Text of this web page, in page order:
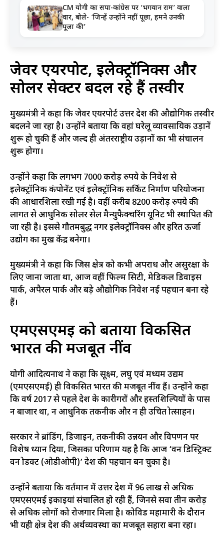
CM योगी का सपा-कांग्रेस पर ‘भगवान राम’ वाला
वार, बोले- ‘जिन्हें उन्होंने नहीं पूछा, हमने उनकी
पूजा की’
जेवर एयरपोर्ट, इलेक्ट्रॉनिक्स और
सोलर सेक्टर बदल रहे हैं तस्वीर
मुख्यमंत्री ने कहा कि जेवर एयरपोर्ट उत्तर प्रदेश की औद्योगिक तस्वीर
बदलने जा रहा है। उन्होंने बताया कि वहां घरेलू व्यावसायिक उड़ानें
शुरू हो चुकी हैं और जल्द ही अंतरराष्ट्रीय उड़ानों का भी संचालन
शुरू होगा।
उन्होंने कहा कि लगभग 7000 करोड़ रुपये के निवेश से
इलेक्ट्रॉनिक कंपोनेंट एवं इलेक्ट्रॉनिक सर्किट निर्माण परियोजना
की आधारशिला रखी गई है। वहीं करीब 8200 करोड़ रुपये की
लागत से आधुनिक सोलर सेल मैन्युफैक्चरिंग यूनिट भी स्थापित की
जा रही है। इससे गौतमबुद्ध नगर इलेक्ट्रॉनिक्स और हरित ऊर्जा
उद्योग का प्रमुख केंद्र बनेगा।
मुख्यमंत्री ने कहा कि जिस क्षेत्र को कभी अपराध और असुरक्षा के
लिए जाना जाता था, आज वहीं फिल्म सिटी, मेडिकल डिवाइस
पार्क, अपैरल पार्क और बड़े औद्योगिक निवेश नई पहचान बना रहे
हैं।
एमएसएमई को बताया विकसित
भारत की मजबूत नींव
योगी आदित्यनाथ ने कहा कि सूक्ष्म, लघु एवं मध्यम उद्यम
(एमएसएमई) ही विकसित भारत की मजबूत नींव हैं। उन्होंने कहा
कि वर्ष 2017 से पहले प्रदेश के कारीगरों और हस्तशिल्पियों के पास
न बाजार था, न आधुनिक तकनीक और न ही उचित प्रोत्साहन।
सरकार ने ब्रांडिंग, डिजाइन, तकनीकी उन्नयन और विपणन पर
विशेष ध्यान दिया, जिसका परिणाम यह है कि आज ‘वन डिस्ट्रिक्ट
वन प्रोडक्ट (ओडीओपी)’ देश की पहचान बन चुका है।
उन्होंने बताया कि वर्तमान में उत्तर प्रदेश में 96 लाख से अधिक
एमएसएमई इकाइयां संचालित हो रही हैं, जिनसे सवा तीन करोड़
से अधिक लोगों को रोजगार मिला है। कोविड महामारी के दौरान
भी यही क्षेत्र प्रदेश की अर्थव्यवस्था का मजबूत सहारा बना रहा।